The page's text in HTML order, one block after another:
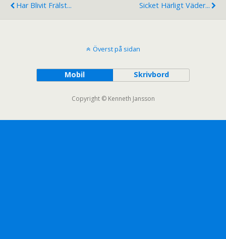
Har Blivit Frälst...
Sicket Härligt Väder...
Överst på sidan
Mobil Skrivbord
Copyright © Kenneth Jansson